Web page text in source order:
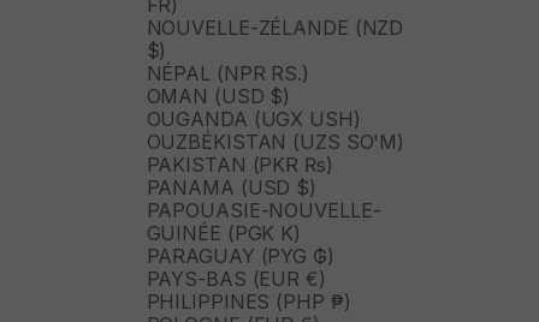
NOUVELLE-ZÉLANDE (NZD
$)
NÉPAL (NPR RS.)
OMAN (USD $)
OUGANDA (UGX USH)
OUZBÉKISTAN (UZS SO'M)
PAKISTAN (PKR ₨)
PANAMA (USD $)
PAPOUASIE-NOUVELLE-
GUINÉE (PGK K)
PARAGUAY (PYG ₲)
PAYS-BAS (EUR €)
PHILIPPINES (PHP ₱)